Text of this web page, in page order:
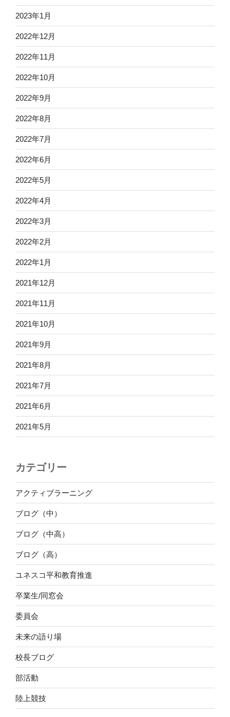
2023年1月
2022年12月
2022年11月
2022年10月
2022年9月
2022年8月
2022年7月
2022年6月
2022年5月
2022年4月
2022年3月
2022年2月
2022年1月
2021年12月
2021年11月
2021年10月
2021年9月
2021年8月
2021年7月
2021年6月
2021年5月
カテゴリー
アクティブラーニング
ブログ（中）
ブログ（中高）
ブログ（高）
ユネスコ平和教育推進
卒業生/同窓会
委員会
未来の語り場
校長ブログ
部活動
陸上競技